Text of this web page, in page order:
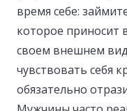
время себе:
которое приносит
своем внешнем
чувствовать себя
обязательно